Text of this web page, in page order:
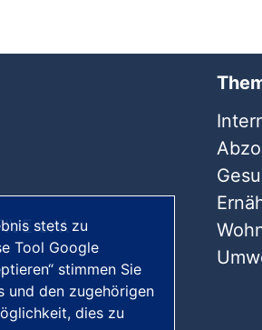
e.V.
stets zu
Tool Google
stimmen Sie
und den zugehörigen
dies zu